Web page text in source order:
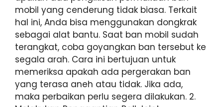
mobil yang cenderung tidak biasa. Terkait
hal ini, Anda bisa menggunakan dongkrak
sebagai alat bantu. Saat ban mobil sudah
terangkat, coba goyangkan ban tersebut ke
segala arah. Cara ini bertujuan untuk
memeriksa apakah ada pergerakan ban
yang terasa aneh atau tidak. Jika ada,
maka perbaikan perlu segera dilakukan. 2.